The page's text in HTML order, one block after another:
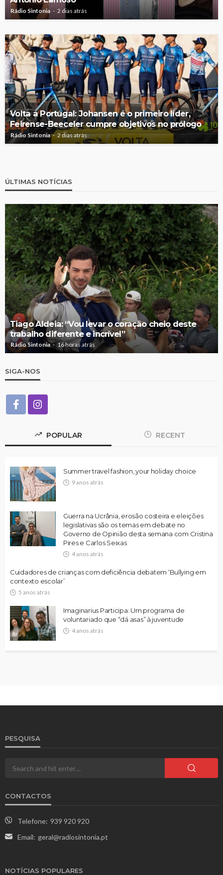
Rádio Sintonia 2 dias atrás
Volta a Portugal: Johansen é o primeiro líder,
Feirense-Beeceler cumpre objetivos no prólogo
Rádio Sintonia 2 dias atrás
ÚLTIMAS NOTÍCIAS
Tiago Aldeia: “Vou levar o coração cheio deste
trabalho diferente e incrível”
Rádio Sintonia 16 horas atrás
SIGA-NOS
POPULAR RECENT
Summer travel fashion, your holiday choice
9 anos atrás
Guerra na Ucrânia, erosão costeira e eleições
legislativas são os temas em debate no
Governo de Opinião desta semana com Cristina
Pires e Carlos Seixas
4 anos atrás
Cuidadores de crianças com deficiência debatem ‘Bullying em
contexto escolar’
5 anos atrás
Imaginarius Participa: Um programa de
voluntariado que “dá asas” à juventude
4 anos atrás
PESQUISA
CONTACTOS
Telefone: 939 920 920
Email: geral@radiosintonia.pt
NOTÍCIAS POPULARES